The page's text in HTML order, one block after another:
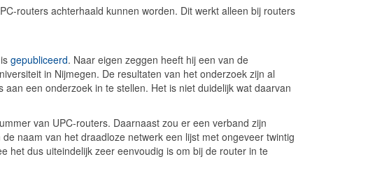
routers achterhaald kunnen worden. Dit werkt alleen bij routers
gepubliceerd. Naar eigen zeggen heeft hij een van de
in Nijmegen. De resultaten van het onderzoek zijn al
een onderzoek in te stellen. Het is niet duidelijk wat daarvan
van UPC-routers. Daarnaast zou er een verband zijn
naam van het draadloze netwerk een lijst met ongeveer twintig
het dus uiteindelijk zeer eenvoudig is om bij de router in te